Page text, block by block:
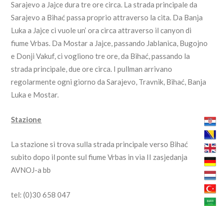
Sarajevo a Jajce dura tre ore circa. La strada principale da
Sarajevo a Bihać passa proprio attraverso la cita. Da Banja
Luka a Jajce ci vuole un’ ora circa attraverso il canyon di
fiume Vrbas. Da Mostar a Jajce, passando Jablanica, Bugojno
e Donji Vakuf, ci vogliono tre ore, da Bihać, passando la
strada principale, due ore circa. I pullman arrivano
regolarmente ogni giorno da Sarajevo, Travnik, Bihać, Banja
Luka e Mostar.
Stazione
La stazione si trova sulla strada principale verso Bihać
subito dopo il ponte sul fiume Vrbas in via II zasjedanja
AVNOJ-a bb
tel: (0)30 658 047